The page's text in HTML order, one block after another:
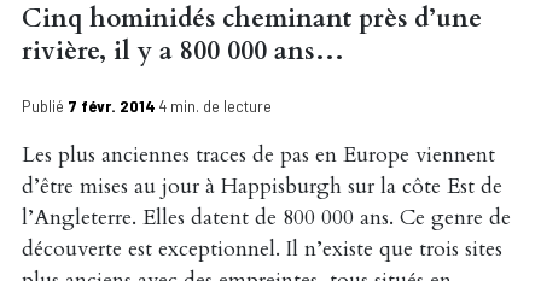
Cinq hominidés cheminant près d’une
rivière, il y a 800 000 ans…
Publié 7 févr. 2014 4 min. de lecture
Les plus anciennes traces de pas en Europe viennent
d’être mises au jour à Happisburgh sur la côte Est de
l’Angleterre. Elles datent de 800 000 ans. Ce genre de
découverte est exceptionnel. Il n’existe que trois sites